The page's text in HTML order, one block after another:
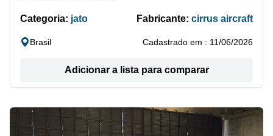
Categoria: jato Fabricante: cirrus aircraft
Brasil Cadastrado em : 11/06/2026
Adicionar a lista para comparar